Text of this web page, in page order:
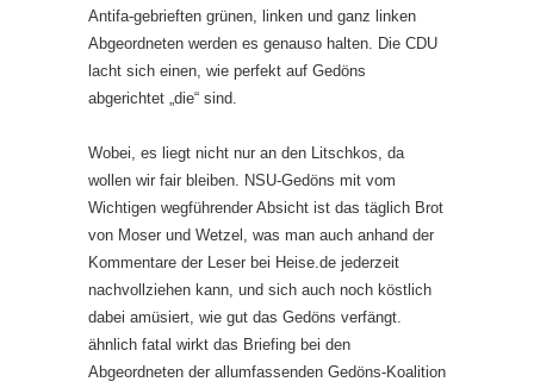
Antifa-gebrieften grünen, linken und ganz linken
Abgeordneten werden es genauso halten. Die CDU
lacht sich einen, wie perfekt auf Gedöns
abgerichtet „die“ sind.
Wobei, es liegt nicht nur an den Litschkos, da
wollen wir fair bleiben. NSU-Gedöns mit vom
Wichtigen wegführender Absicht ist das täglich Brot
von Moser und Wetzel, was man auch anhand der
Kommentare der Leser bei Heise.de jederzeit
nachvollziehen kann, und sich auch noch köstlich
dabei amüsiert, wie gut das Gedöns verfängt.
ähnlich fatal wirkt das Briefing bei den
Abgeordneten der allumfassenden Gedöns-Koalition